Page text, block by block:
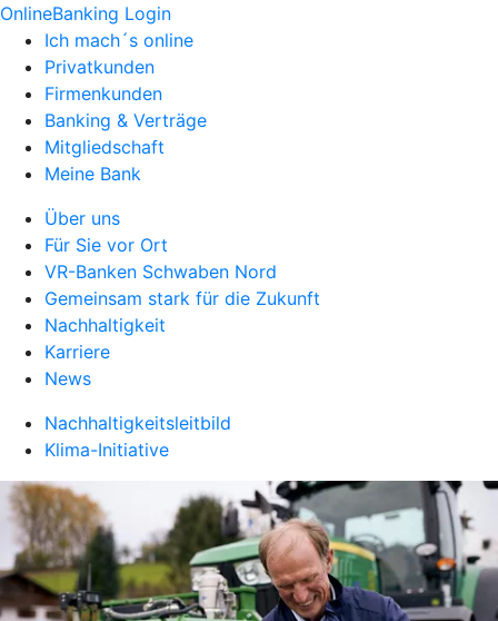
OnlineBanking Login
Ich mach´s online
Privatkunden
Firmenkunden
Banking & Verträge
Mitgliedschaft
Meine Bank
Über uns
Für Sie vor Ort
VR-Banken Schwaben Nord
Gemeinsam stark für die Zukunft
Nachhaltigkeit
Karriere
News
Nachhaltigkeitsleitbild
Klima-Initiative